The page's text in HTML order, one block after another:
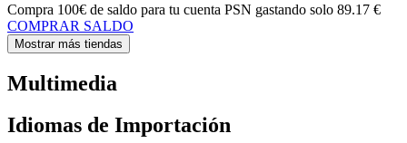
Compra 100€ de saldo para tu cuenta PSN gastando solo 89.17 €
COMPRAR SALDO
Mostrar más tiendas
Multimedia
Idiomas de Importación